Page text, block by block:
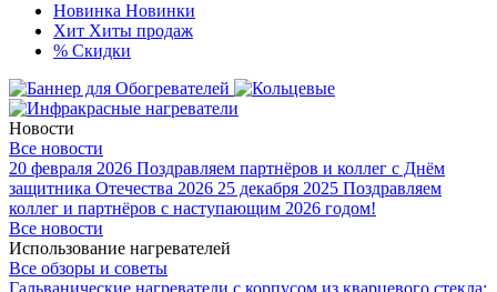
Новинка Новинки
Хит Хиты продаж
% Скидки
Новости
Все новости
20 февраля 2026 Поздравляем партнёров и коллег с Днём
защитника Отечества 2026 25 декабря 2025 Поздравляем
коллег и партнёров с наступающим 2026 годом!
Все новости
Использование нагревателей
Все обзоры и советы
Гальванические нагреватели с корпусом из кварцевого стекла: